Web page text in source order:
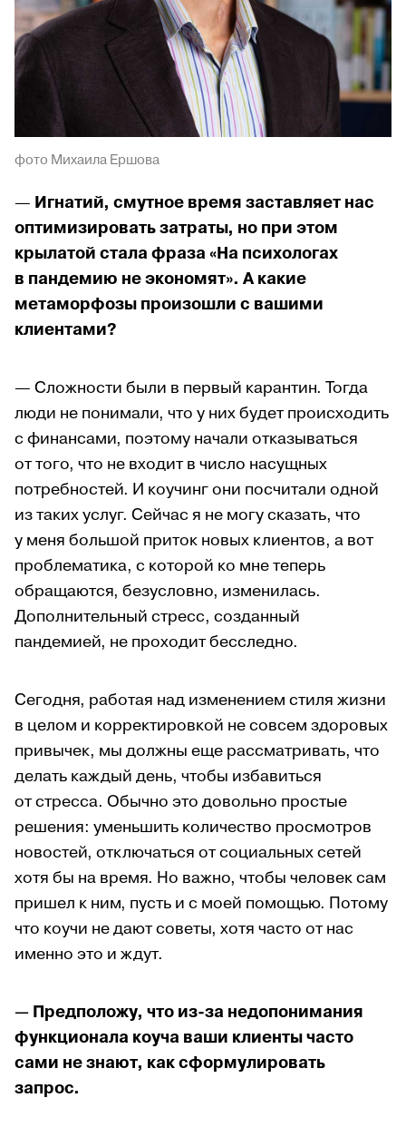
фото Михаила Ершова
— Игнатий, смутное время заставляет нас
оптимизировать затраты, но при этом
крылатой стала фраза «На психологах
в пандемию не экономят». А какие
метаморфозы произошли с вашими
клиентами?
— Сложности были в первый карантин. Тогда
люди не понимали, что у них будет происходить
с финансами, поэтому начали отказываться
от того, что не входит в число насущных
потребностей. И коучинг они посчитали одной
из таких услуг. Сейчас я не могу сказать, что
у меня большой приток новых клиентов, а вот
проблематика, с которой ко мне теперь
обращаются, безусловно, изменилась.
Дополнительный стресс, созданный
пандемией, не проходит бесследно.
Сегодня, работая над изменением стиля жизни
в целом и корректировкой не совсем здоровых
привычек, мы должны еще рассматривать, что
делать каждый день, чтобы избавиться
от стресса. Обычно это довольно простые
решения: уменьшить количество просмотров
новостей, отключаться от социальных сетей
хотя бы на время. Но важно, чтобы человек сам
пришел к ним, пусть и с моей помощью. Потому
что коучи не дают советы, хотя часто от нас
именно это и ждут.
— Предположу, что из-за недопонимания
функционала коуча ваши клиенты часто
сами не знают, как сформулировать
запрос.